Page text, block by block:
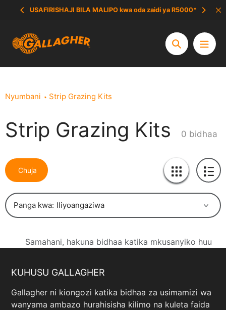
yaliyomo
USAFIRISHAJI BILA MALIPO kwa oda zaidi ya R5000*
Tafuta
Nyumbani Strip Grazing Kits
Mkusanyiko:
Strip Grazing Kits 0 bidhaa
Chuja
Panga kwa:
Samahani, hakuna bidhaa katika mkusanyiko huu
KUHUSU GALLAGHER
Gallagher ni kiongozi katika bidhaa za usimamizi wa
wanyama ambazo hurahisisha kilimo na kuleta faida